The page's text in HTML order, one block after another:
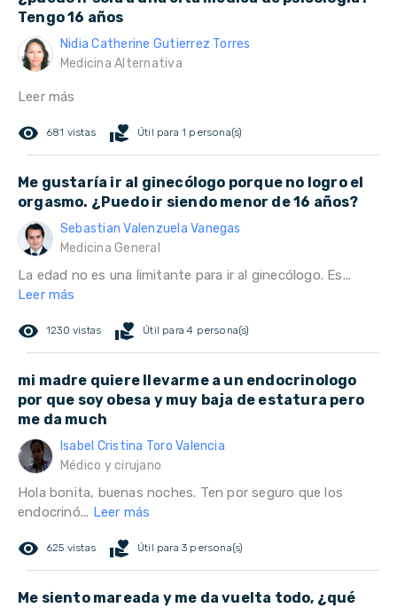
Tengo 16 años
Nidia Catherine Gutierrez Torres
Medicina Alternativa
Leer más
remove_red_eye 681 vistas volunteer_activism Útil para 1 persona(s)
Me gustaría ir al ginecólogo porque no logro el
orgasmo. ¿Puedo ir siendo menor de 16 años?
Sebastian Valenzuela Vanegas
Medicina General
La edad no es una limitante para ir al ginecólogo. Es...
Leer más
remove_red_eye 1230 vistas volunteer_activism Útil para 4 persona(s)
mi madre quiere llevarme a un endocrinologo
por que soy obesa y muy baja de estatura pero
me da much
Isabel Cristina Toro Valencia
Médico y cirujano
Hola bonita, buenas noches. Ten por seguro que los
endocrinó... Leer más
remove_red_eye 625 vistas volunteer_activism Útil para 3 persona(s)
Me siento mareada y me da vuelta todo, ¿qué